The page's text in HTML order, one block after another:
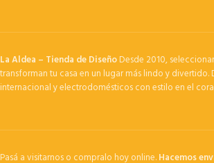
La Aldea – Tienda de DiseñoDesde 2010,
transforman tu casa en un lugar más lindo y divertido.
internacional y electrodomésticos con estilo en el
Pasá a visitarnos o compralo hoy online.Hacemos